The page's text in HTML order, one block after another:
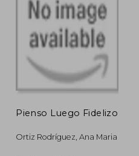
45% $
Pienso Luego Fidelizo
Ortiz Rodríguez, Ana Maria